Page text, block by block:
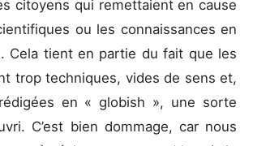
citoyens qui remettaient en cause
ou les connaissances en
Cela tient en partie du fait que les
trop techniques, vides de sens et,
en « globish », une sorte
C’est bien dommage, car nous